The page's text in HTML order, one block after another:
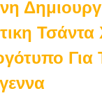
Για